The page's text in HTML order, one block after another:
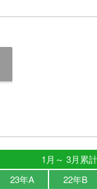
1月～ 3月累計
23年A
22年B